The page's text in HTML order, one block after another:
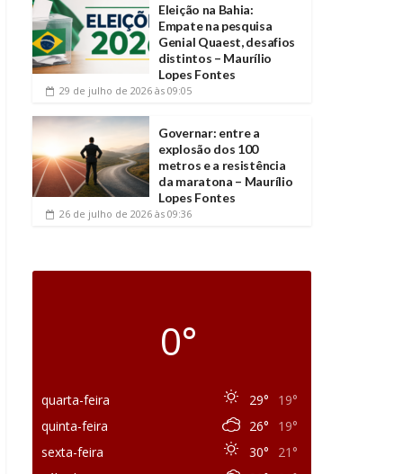
Eleição na Bahia:
Empate na pesquisa
Genial Quaest, desafios
distintos – Maurílio
Lopes Fontes
29 de julho de 2026 às 09:05
Governar: entre a
explosão dos 100
metros e a resistência
da maratona – Maurílio
Lopes Fontes
26 de julho de 2026 às 09:36
0°
quarta-feira 29°
19°
quinta-feira
26°
19°
sexta-feira
30°
21°